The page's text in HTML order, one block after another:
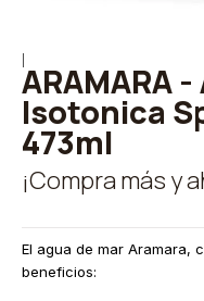
ARAMARA
Isotonica
473ml
¡Compra más y
El agua de mar Aramara,
beneficios: